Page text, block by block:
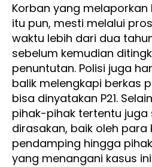
Korban yang melaporkan
itu pun, mesti melalui
waktu lebih dari dua
sebelum kemudian
penuntutan. Polisi juga
balik melengkapi berkas
bisa dinyatakan P21.
pihak-pihak tertentu juga
dirasakan, baik oleh para
pendamping hingga
yang menangani kasus